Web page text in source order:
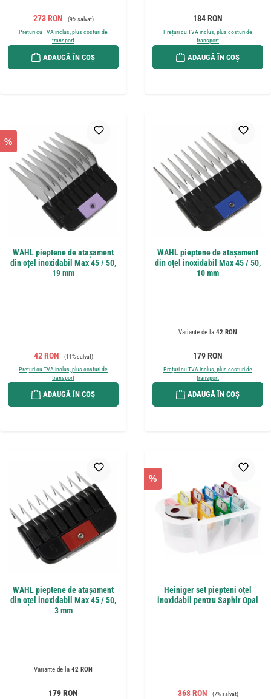
Preț de vânzare:
273 RON Preț obișnuit:
(9% salvat)
Prețuri cu TVA inclus, plus costuri de
transport
ADAUGĂ ÎN COȘ
Preț obișnuit:
184 RON
Prețuri cu TVA inclus, plus costuri de
transport
ADAUGĂ ÎN COȘ
%
WAHL pieptene de atașament
din oțel inoxidabil Max 45 / 50,
19 mm
Preț de vânzare:
42 RON Preț obișnuit:
(11% salvat)
Prețuri cu TVA inclus, plus costuri de
transport
ADAUGĂ ÎN COȘ
WAHL pieptene de atașament
din oțel inoxidabil Max 45 / 50,
10 mm
Variante de la 42 RON
Preț obișnuit:
179 RON
Prețuri cu TVA inclus, plus costuri de
transport
ADAUGĂ ÎN COȘ
WAHL pieptene de atașament
din oțel inoxidabil Max 45 / 50,
3 mm
Variante de la 42 RON
Preț obișnuit:
179 RON
%
Heiniger set piepteni oțel
inoxidabil pentru Saphir Opal
Preț de vânzare:
368 RON Preț obișnuit:
(7% salvat)